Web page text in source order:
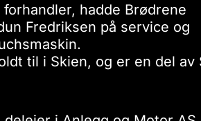
hadde Brødrene
Fredriksen på service og
til i Skien, og er en del av